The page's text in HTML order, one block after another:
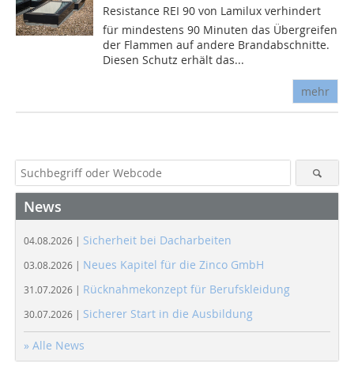
Resistance REI 90 von Lamilux verhindert
für mindestens 90 Minuten das Übergreifen
der Flammen auf andere Brandabschnitte.
Diesen Schutz erhält das...
mehr
News
04.08.2026 | Sicherheit bei Dacharbeiten
03.08.2026 | Neues Kapitel für die Zinco GmbH
31.07.2026 | Rücknahmekonzept für Berufskleidung
30.07.2026 | Sicherer Start in die Ausbildung
» Alle News